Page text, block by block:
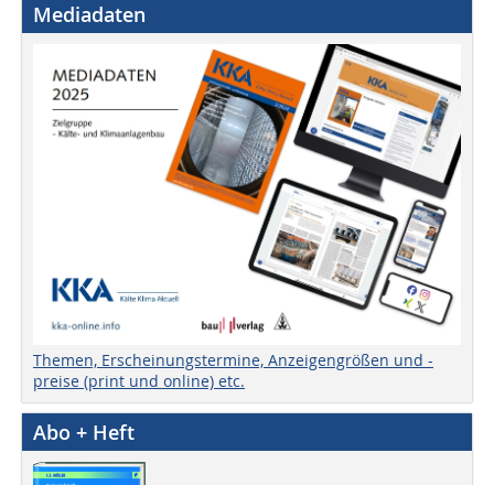
Mediadaten
Themen, Erscheinungstermine, Anzeigengrößen und -
preise (print und online) etc.
Abo + Heft